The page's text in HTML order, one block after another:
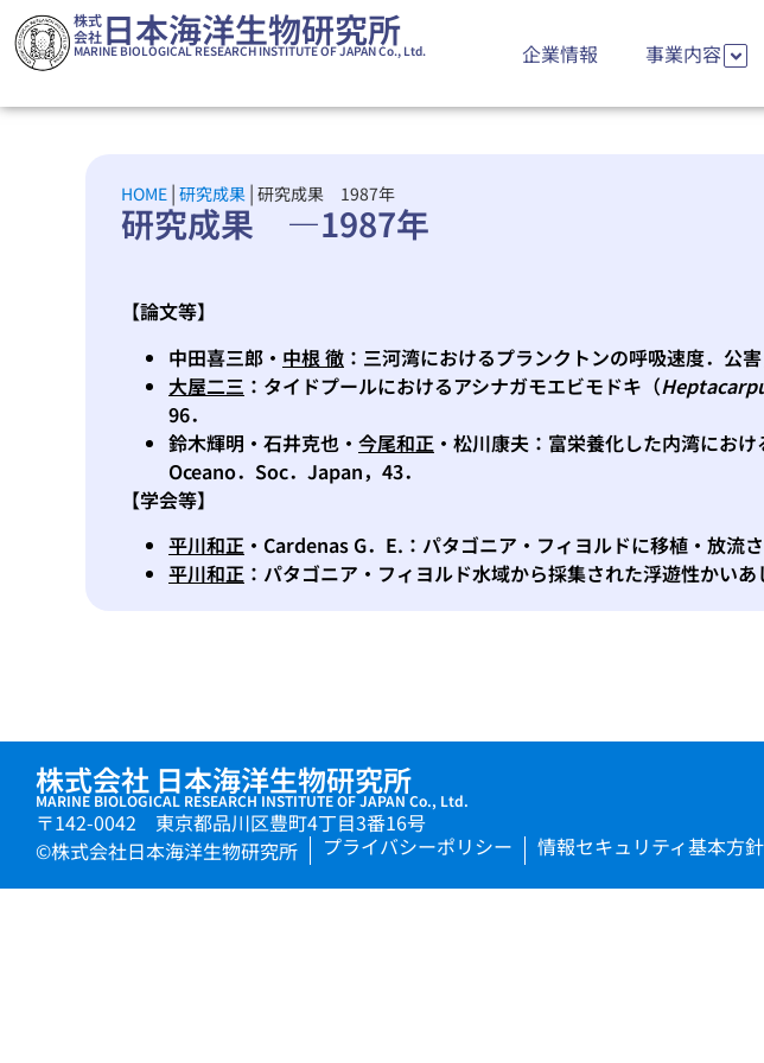
株式
会社 日本海洋生物研究所
MARINE BIOLOGICAL RESEARCH INSTITUTE OF JAPAN Co., Ltd. 企業情報 事業内容
HOME | 研究成果 | 研究成果 1987年
研究成果 ―1987年
【論文等】
中田喜三郎・ 中根 徹 ：三河湾におけるプランクトンの呼吸速度．公害
大屋二三 ：タイドプールにおけるアシナガモエビモドキ（
96．
鈴木輝明・石井克也・ 今尾和正 ・松川康夫：富栄養化した内湾にお
Oceano．Soc．Japan，43．
【学会等】
平川和正 ・Cardenas G．E.：パタゴニア・フィヨルドに移植・放流
平川和正 ：パタゴニア・フィヨルド水域から採集された浮遊性かい
株式会社 日本海洋生物研究所
MARINE BIOLOGICAL RESEARCH INSTITUTE OF JAPAN Co., Ltd.
〒142-0042 東京都品川区豊町4丁目3番16号
©株式会社日本海洋生物研究所
プライバシーポリシー 情報セキュリティ基本方針